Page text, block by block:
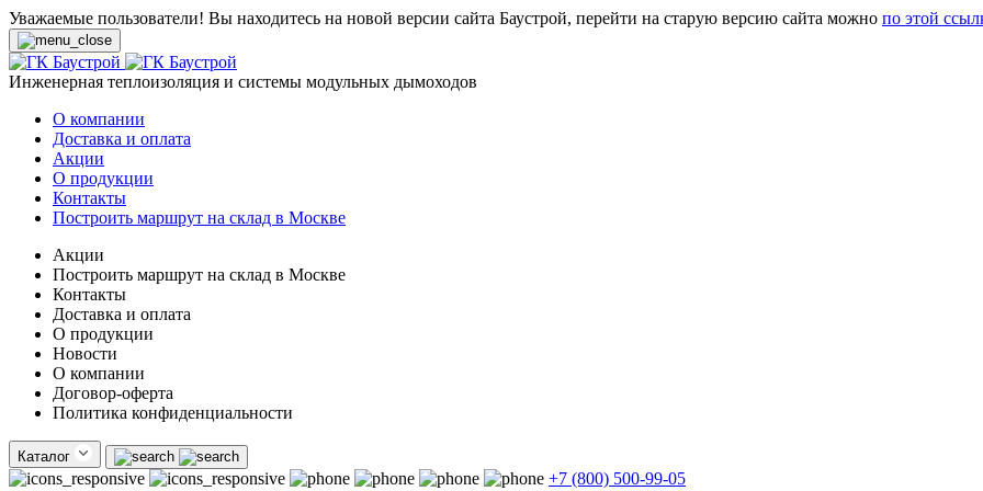
Уважаемые пользователи! Вы находитесь на новой версии сайта Баустрой, перейти на старую версию сайта можно по этой
Инженерная теплоизоляция и системы модульных дымоходов
О компании
Доставка и оплата
Акции
О продукции
Контакты
Построить маршрут на склад в Москве
Акции
Построить маршрут на склад в Москве
Контакты
Доставка и оплата
О продукции
Новости
О компании
Договор-оферта
Политика конфиденциальности
Каталог
+7 (800) 500-99-05